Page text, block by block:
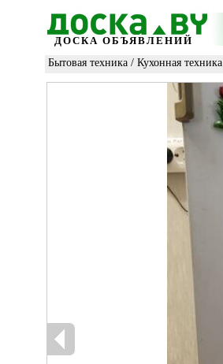
ДОСКА ОБЪЯВЛЕНИЙ
Бытовая техника / Кухонная техника